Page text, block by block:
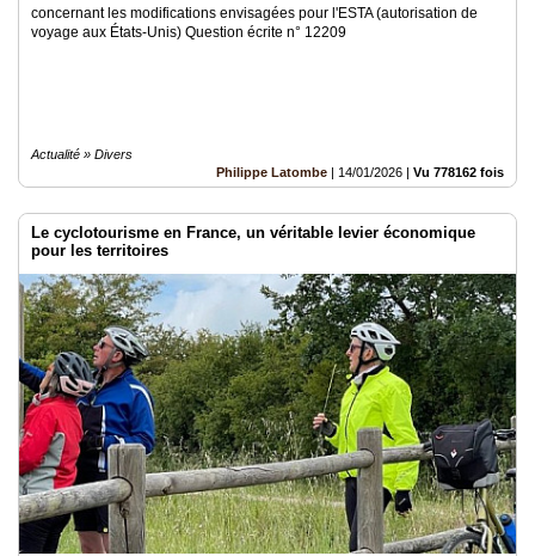
concernant les modifications envisagées pour l'ESTA (autorisation de
voyage aux États-Unis) Question écrite n° 12209
Actualité » Divers
Philippe Latombe | 14/01/2026 | Vu 778162 fois
Le cyclotourisme en France, un véritable levier économique
pour les territoires